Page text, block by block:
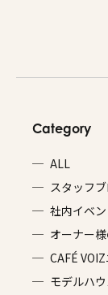
Category
ALL
スタッフ
社内イベン
オーナー
CAFÉ
モデルハウ